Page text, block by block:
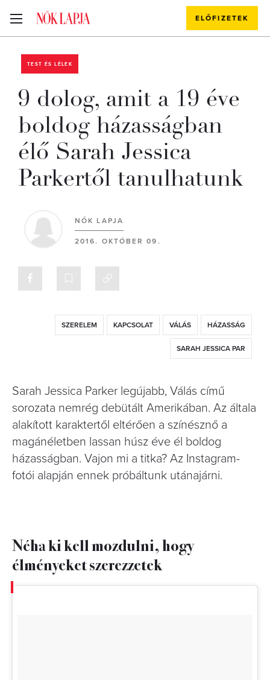
ELŐFIZETEK
TEST ÉS LÉLEK
9 dolog, amit a 19 éve
boldog házasságban
élő Sarah Jessica
Parkertől tanulhatunk
NŐK LAPJA
2016. OKTÓBER 09.
SZERELEM KAPCSOLAT VÁLÁS HÁZASSÁG
SARAH JESSICA PAR
Sarah Jessica Parker legújabb, Válás című
sorozata nemrég debütált Amerikában. Az általa
alakított karaktertől eltérően a színésznő a
magánéletben lassan húsz éve él boldog
házasságban. Vajon mi a titka? Az Instagram-
fotói alapján ennek próbáltunk utánajárni.
Néha ki kell mozdulni, hogy
élményeket szerezzetek